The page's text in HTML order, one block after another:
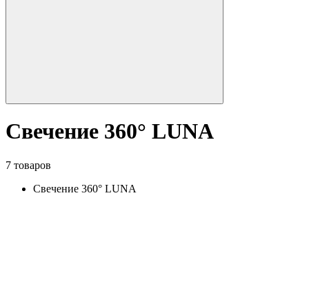
Свечение 360° LUNA
7 товаров
Свечение 360° LUNA